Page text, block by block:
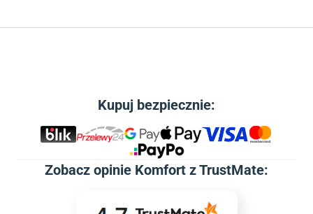
Kupuj bezpiecznie:
Zobacz opinie Komfort z TrustMate: